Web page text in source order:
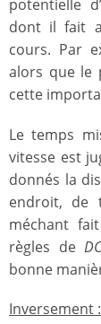
potentielle
dont il fait
cours. Par
alors que le
cette
Le temps
vitesse est
donnés la
endroit, de
méchant
règles de
bonne
Inversement